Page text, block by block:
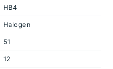
HB4
Halogen
51
12